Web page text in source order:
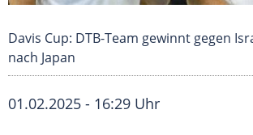
Davis Cup: DTB-Team gewinnt gegen
nach Japan
01.02.2025 - 16:29 Uhr